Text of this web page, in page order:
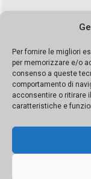
Per fornire le migliori
per memorizzare e/o
consenso a queste
comportamento di
acconsentire o ritirare
caratteristiche e
Direttore
Palermo n. 19 del
Porta Felice Srl.
Società iscritta
065228208251